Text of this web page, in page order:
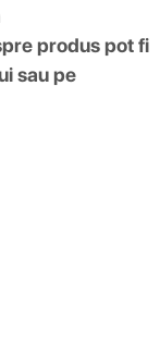
produs pot fi
sau pe